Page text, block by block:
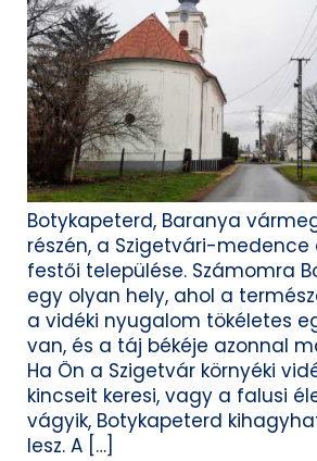
Botykapeterd, Baranya
részén, a Szigetvári-medence
festői települése. Számomra
egy olyan hely, ahol a
a vidéki nyugalom tökéletes
van, és a táj békéje azonnal
Ha Ön a Szigetvár környéki
kincseit keresi, vagy a falusi
vágyik, Botykapeterd
lesz. A […]